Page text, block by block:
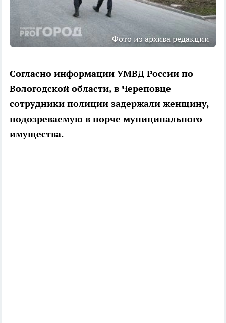
Фото из архива редакции
Согласно информации УМВД России по
Вологодской области, в Череповце
сотрудники полиции задержали женщину,
подозреваемую в порче муниципального
имущества.